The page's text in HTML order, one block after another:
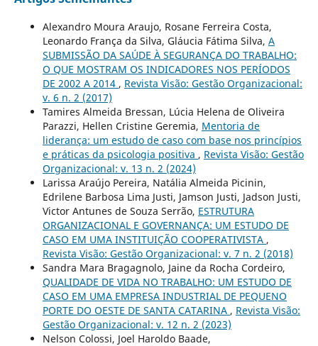
Alexandro Moura Araujo, Rosane Ferreira Costa,
Leonardo França da Silva, Gláucia Fátima Silva, A
SUBMISSÃO DA SAÚDE À SEGURANÇA DO TRABALHO:
O QUE MOSTRAM OS INDICADORES NOS PERÍODOS
DE 2002 A 2014 , Revista Visão: Gestão Organizacional:
v. 6 n. 2 (2017)
Tamires Almeida Bressan, Lúcia Helena de Oliveira
Parazzi, Hellen Cristine Geremia, Mentoria de
liderança: um estudo de caso com base nos princípios
e práticas da psicologia positiva , Revista Visão: Gestão
Organizacional: v. 13 n. 2 (2024)
Larissa Araújo Pereira, Natália Almeida Picinin,
Edrilene Barbosa Lima Justi, Jamson Justi, Jadson Justi,
Victor Antunes de Souza Serrão, ESTRUTURA
ORGANIZACIONAL E GOVERNANÇA: UM ESTUDO DE
CASO EM UMA INSTITUIÇÃO COOPERATIVISTA ,
Revista Visão: Gestão Organizacional: v. 7 n. 2 (2018)
Sandra Mara Bragagnolo, Jaine da Rocha Cordeiro,
QUALIDADE DE VIDA NO TRABALHO: UM ESTUDO DE
CASO EM UMA EMPRESA INDUSTRIAL DE PEQUENO
PORTE DO OESTE DE SANTA CATARINA , Revista Visão:
Gestão Organizacional: v. 12 n. 2 (2023)
Nelson Colossi, Joel Haroldo Baade,